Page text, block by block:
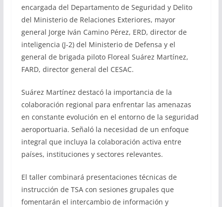
encargada del Departamento de Seguridad y Delito
del Ministerio de Relaciones Exteriores, mayor
general Jorge Iván Camino Pérez, ERD, director de
inteligencia (J-2) del Ministerio de Defensa y el
general de brigada piloto Floreal Suárez Martínez,
FARD, director general del CESAC.
Suárez Martínez destacó la importancia de la
colaboración regional para enfrentar las amenazas
en constante evolución en el entorno de la seguridad
aeroportuaria. Señaló la necesidad de un enfoque
integral que incluya la colaboración activa entre
países, instituciones y sectores relevantes.
El taller combinará presentaciones técnicas de
instrucción de TSA con sesiones grupales que
fomentarán el intercambio de información y